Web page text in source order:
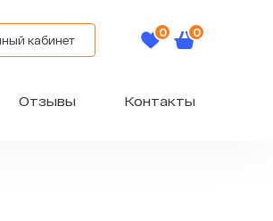
кабинет
Отзывы Контакты